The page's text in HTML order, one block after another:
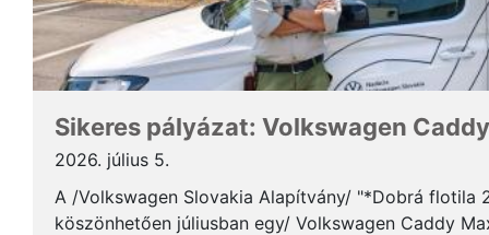
Sikeres pályázat: Volkswagen
2026. július 5.
A /Volkswagen Slovakia Alapítvány/ "*Dobrá flotila
köszönhetően júliusban egy/ Volkswagen Caddy